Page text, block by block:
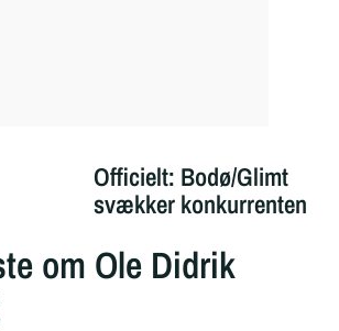
Officielt: Bodø/Glimt
svækker konkurrenten
om Ole Didrik